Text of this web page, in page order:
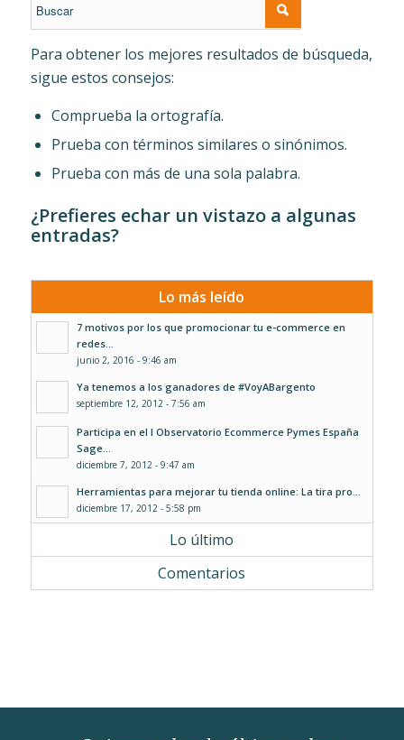
Para obtener los mejores resultados de búsqueda,
sigue estos consejos:
Comprueba la ortografía.
Prueba con términos similares o sinónimos.
Prueba con más de una sola palabra.
¿Prefieres echar un vistazo a algunas
entradas?
Lo más leído
7 motivos por los que promocionar tu e-commerce en
redes...
junio 2, 2016 - 9:46 am
Ya tenemos a los ganadores de #VoyABargento
septiembre 12, 2012 - 7:56 am
Participa en el I Observatorio Ecommerce Pymes España
Sage...
diciembre 7, 2012 - 9:47 am
Herramientas para mejorar tu tienda online: La tira pro...
diciembre 17, 2012 - 5:58 pm
Lo último
Comentarios